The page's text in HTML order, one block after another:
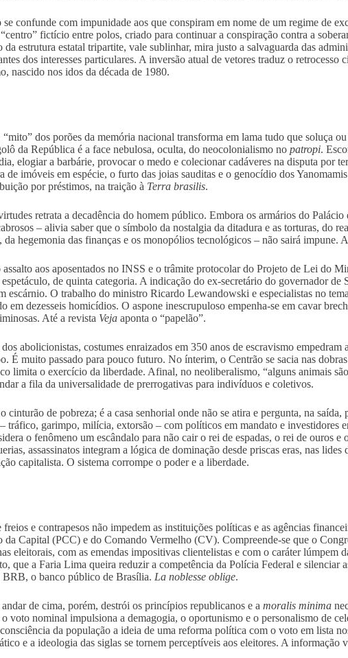
confunde com impunidade aos que conspiram em nome de um regime de
fictício entre polos, criado para continuar a conspiração contra a
da estrutura estatal tripartite, vale sublinhar, mira justo a salvaguarda das
dos interesses particulares. A inversão atual de vetores traduz o retrocesso
nascido nos idos da década de 1980.
dos porões da memória nacional transforma em lama tudo que soluça
da República é a face nebulosa, oculta, do neocolonialismo no patropi.
elogiar a barbárie, provocar o medo e colecionar cadáveres na disputa por
de imóveis em espécie, o furto das joias sauditas e o genocídio dos
por préstimos, na traição à Terra brasilis.
retrata a decadência do homem público. Embora os armários do
– alivia saber que o símbolo da nostalgia da ditadura e as torturas, do
da hegemonia das finanças e os monopólios tecnológicos – não sairá impune.
aos aposentados no INSS e o trâmite protocolar do Projeto de Lei do
espetáculo, de quinta categoria. A indicação do ex-secretário do governador de
escárnio. O trabalho do ministro Ricardo Lewandowski e especialistas no
em dezesseis homicídios. O aspone inescrupuloso empenha-se em cavar
Até a revista Vejaaponta o “papelão”.
abolicionistas, costumes enraizados em 350 anos de escravismo empedram
É muito passado para pouco futuro. No ínterim, o Centrão se sacia nas
limita o exercício da liberdade. Afinal, no neoliberalismo, “alguns animais
a fila da universalidade de prerrogativas para indivíduos e coletivos.
cinturão de pobreza; é a casa senhorial onde não se atira e pergunta, na
tráfico, garimpo, milícia, extorsão – com políticos em mandato e investidores
o fenômeno um escândalo para não cair o rei de espadas, o rei de ouros e
assassinatos integram a lógica de dominação desde priscas eras, nas lides
capitalista. O sistema corrompe o poder e a liberdade.
freios e contrapesos não impedem as instituições políticas e as agências
da Capital (PCC) e do Comando Vermelho (CV). Compreende-se que o
eleitorais, com as emendas impositivas clientelistas e com o caráter lúmpem
que a Faria Lima queira reduzir a competência da Polícia Federal e silenciar
BRB, o banco público de Brasília. La noblesse oblige.
de cima, porém, destrói os princípios republicanos e a moralis minima
voto nominal impulsiona a demagogia, o oportunismo e o personalismo de
da população a ideia de uma reforma política com o voto em lista
e a ideologia das siglas se tornem perceptíveis aos eleitores. A informação